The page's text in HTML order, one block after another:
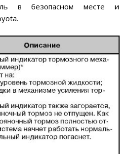
в безопасном месте и